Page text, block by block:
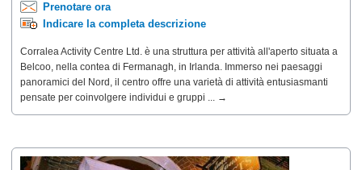
Prenotare ora
Indicare la completa descrizione
Corralea Activity Centre Ltd. è una struttura per attività all'aperto situata a
Belcoo, nella contea di Fermanagh, in Irlanda. Immerso nei paesaggi
panoramici del Nord, il centro offre una varietà di attività entusiasmanti
pensate per coinvolgere individui e gruppi ... →